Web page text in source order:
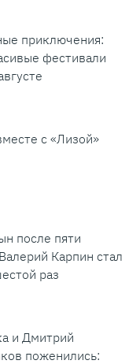
приключения:
фестивали
с «Лизой»
после пяти
Карпин стал
раз
и Дмитрий
поженились: